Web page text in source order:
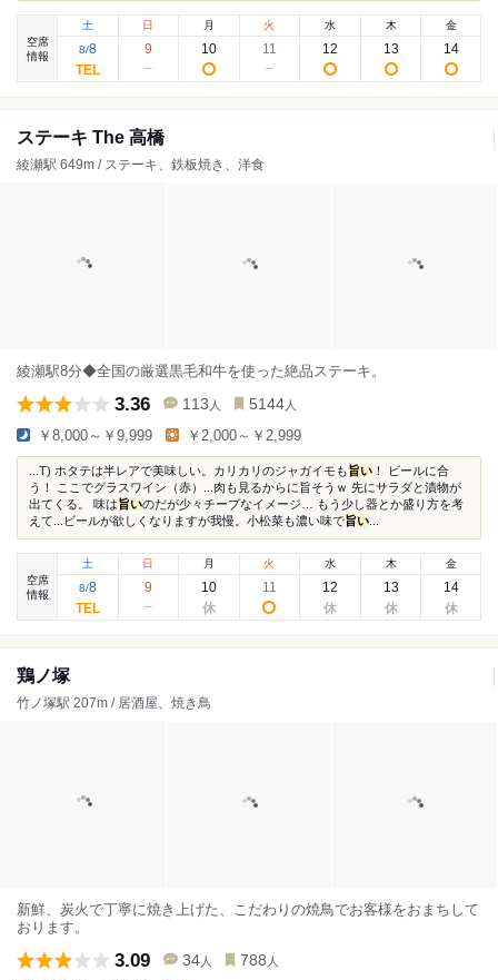
空席
情報
土
8/8
日
9
月
10
火
11
水
12
木
13
金
14
ステーキ The 高橋
綾瀬駅 649m / ステーキ、鉄板焼き、洋食
綾瀬駅8分◆全国の厳選黒毛和牛を使った絶品ステーキ。
3.36 113 人 5144 人
￥8,000～￥9,999 ￥2,000～￥2,999
...T) ホタテは半レアで美味しい。カリカリのジャガイモも旨い ！ ビールに合
う！ ここでグラスワイン（赤）...肉も見るからに旨そうｗ 先にサラダと漬物が
出てくる。 味は旨いのだが少々チープなイメージ… もう少し器とか盛り方を考
えて...ビールが欲しくなりますが我慢。小松菜も濃い味で旨い
空席
情報
土
8/8
日
9
月
10
火
11
水
12
木
13
金
14
鶏ノ塚
竹ノ塚駅 207m / 居酒屋、焼き鳥
新鮮、炭火で丁寧に焼き上げた、こだわりの焼鳥でお客様をおまちして
おります。
3.09 34 人 788 人